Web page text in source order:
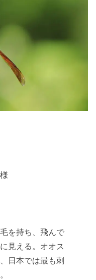
を持ち、飛んで
見える。オオス
日本では最も刺